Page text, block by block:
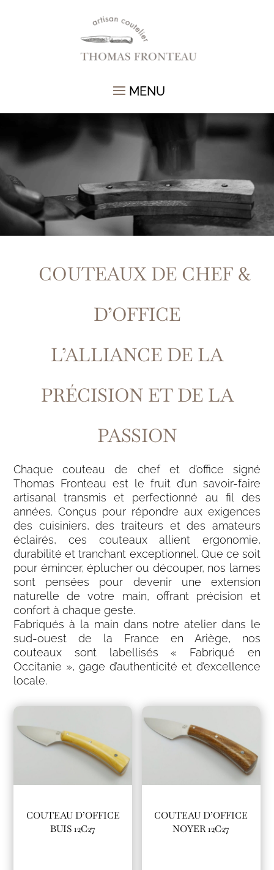
COUTEAUX DE CHEF &
D’OFFICE
L’ALLIANCE DE LA
PRÉCISION ET DE LA
PASSION
Chaque couteau de chef et d’office signé
Thomas Fronteau est le fruit d’un savoir-faire
artisanal transmis et perfectionné au fil des
années. Conçus pour répondre aux exigences
des cuisiniers, des traiteurs et des amateurs
éclairés, ces couteaux allient ergonomie,
durabilité et tranchant exceptionnel. Que ce soit
pour émincer, éplucher ou découper, nos lames
sont pensées pour devenir une extension
naturelle de votre main, offrant précision et
confort à chaque geste.
Fabriqués à la main dans notre atelier dans le
sud-ouest de la France en Ariège, nos
couteaux sont labellisés « Fabriqué en
Occitanie », gage d’authenticité et d’excellence
locale.
COUTEAU D’OFFICE
BUIS 12C27
COUTEAU D’OFFICE
NOYER 12C27